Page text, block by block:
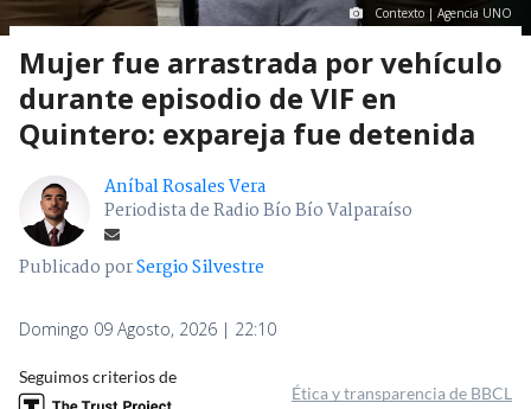
Contexto | Agencia UNO
Mujer fue arrastrada por vehículo
durante episodio de VIF en
Quintero: expareja fue detenida
Aníbal Rosales Vera
Periodista de Radio Bío Bío Valparaíso
Publicado porSergio Silvestre
Domingo 09 Agosto, 2026 | 22:10
Seguimos criterios de
Ética y transparencia de BBCL